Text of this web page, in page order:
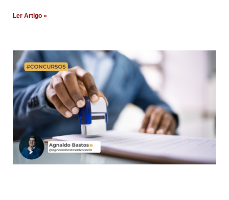
Ler Artigo »